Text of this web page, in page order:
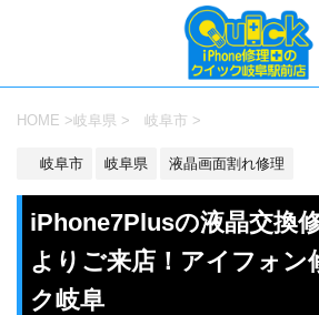
HOME >岐阜県 > 岐阜市 >
岐阜市 岐阜県 液晶画面割れ修理
iPhone7Plusの液晶交換
よりご来店！アイフォン
ク岐阜